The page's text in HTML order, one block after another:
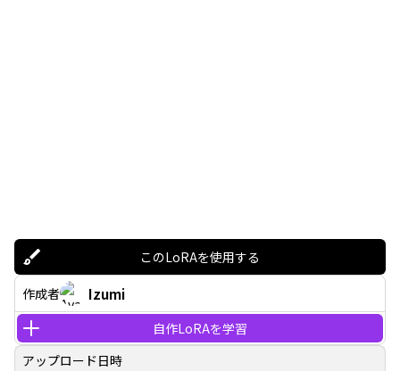
このLoRAを使用する
作成者 Izumi
自作LoRAを学習
アップロード日時